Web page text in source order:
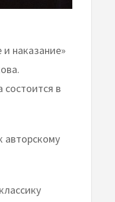
и наказание»
в
авторскому